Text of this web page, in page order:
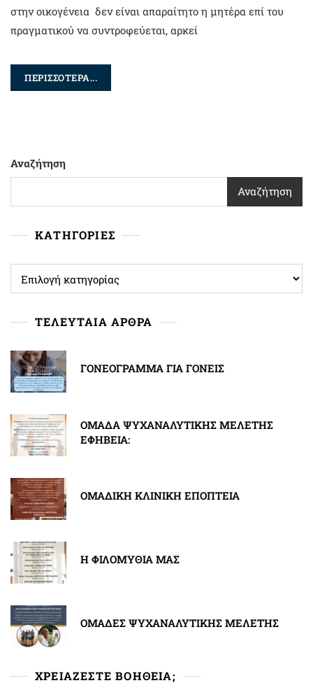
στην οικογένεια δεν είναι απαραίτητο η μητέρα επί του
πραγματικού να συντροφεύεται, αρκεί
ΠΕΡΙΣΣΟΤΕΡΑ...
Αναζήτηση
Αναζήτηση
ΚΑΤΗΓΟΡΙΕΣ
ΤΕΛΕΥΤΑΙΑ ΑΡΘΡΑ
ΓΟΝΕΟΓΡΑΜΜΑ ΓΙΑ ΓΟΝΕΙΣ
ΟΜΑΔΑ ΨΥΧΑΝΑΛΥΤΙΚΗΣ ΜΕΛΕΤΗΣ
ΕΦΗΒΕΙΑ:
ΟΜΑΔΙΚΗ ΚΛΙΝΙΚΗ ΕΠΟΠΤΕΙΑ
Η ΦΙΛΟΜΥΘΙΑ ΜΑΣ
ΟΜΑΔΕΣ ΨΥΧΑΝΑΛΥΤΙΚΗΣ ΜΕΛΕΤΗΣ
ΧΡΕΙΑΖΕΣΤΕ ΒΟΗΘΕΙΑ;